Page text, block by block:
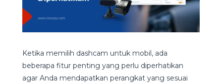
Ketika memilih dashcam untuk mobil, ada
beberapa fitur penting yang perlu diperhatikan
agar Anda mendapatkan perangkat yang sesuai